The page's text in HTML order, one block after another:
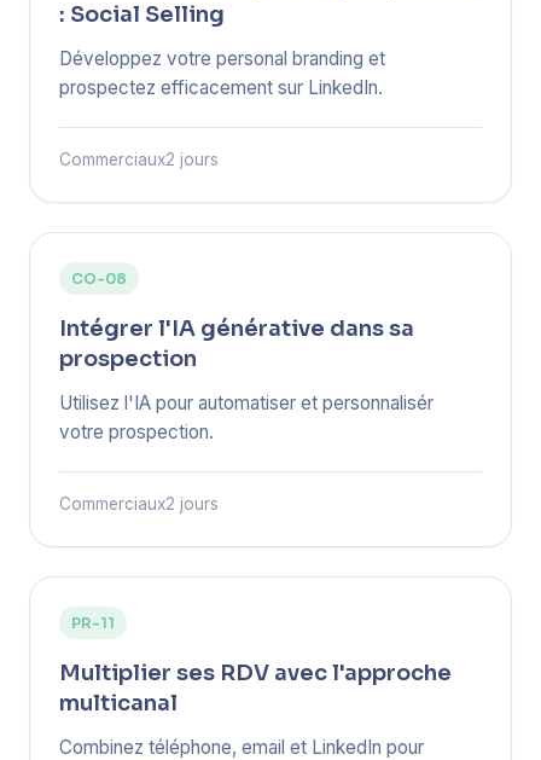
: Social Selling
Développez votre personal branding et
prospectez efficacement sur LinkedIn.
Commerciaux2 jours
CO-08
Intégrer l'IA générative dans sa
prospection
Utilisez l'IA pour automatiser et personnalisér
votre prospection.
Commerciaux2 jours
PR-11
Multiplier ses RDV avec l'approche
multicanal
Combinez téléphone, email et LinkedIn pour